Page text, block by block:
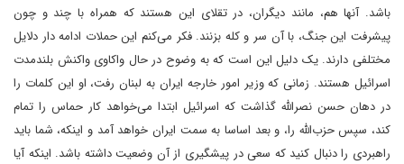
باشد. آنها هم، مانند دیگران، در تقلای این هستند که همراه با چند و چون
پیشرفت این جنگ، با آن سر و کله بزنند. فکر می‌کنم این حملات ادامه دار دلایل
مختلفی دارند. یک دلیل این است که به وضوح در حال واکاوی واکنش بلندمدت
اسرائیل هستند. زمانی که وزیر امور خارجه ایران به لبنان رفت، او این کلمات را
در دهان حسن نصرالله گذاشت که اسرائیل ابتدا می‌خواهد کار حماس را تمام
کند، سپس حزب‌الله را، و بعد اساسا به سمت ایران خواهد آمد و اینکه، شما باید
راهبردی را دنبال کنید که سعی در پیشگیری از آن وضعیت داشته باشد. اینکه آیا